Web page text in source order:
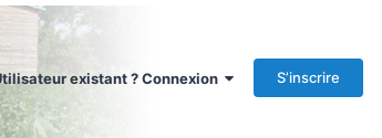
existant ? Connexion S’inscrire